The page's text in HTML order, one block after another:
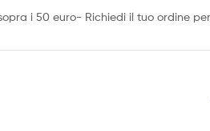
i 50 euro- Richiedi il tuo ordine